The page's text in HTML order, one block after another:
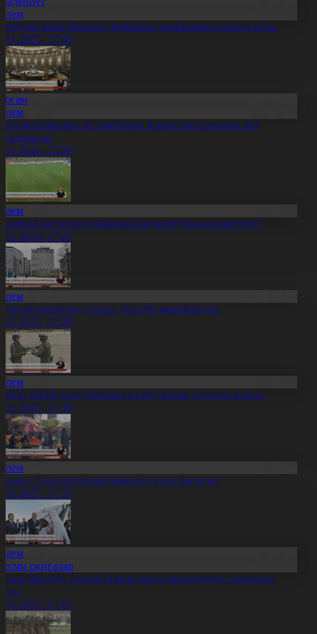
жанкүйерлер Димашты домбырамен қарсы алды
17:41
Ассамблеяда Қазақстан ұсынған заң
17:25
бәстескен ойыншыларды футболдан шеттетті
17:22
қауіптің «сары» деңгейі жарияланды
17:20
АҚШ-тың Тайваньға қару-жарақ сатуына қарсы
17:18
Газа секторын бақылауға ала бастады
17:15
оқиғалар
Жомарт Тоқаев Өзбекстанға мемлекеттік сапармен
17:05